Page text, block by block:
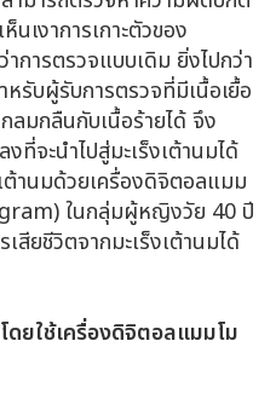
นเงาการเกาะตัวของ
าการตรวจแบบเดิม ยิ่งไปกว่า
รับผู้รับการตรวจที่มีเนื้อเยื้อ
ลมกลืนกับเนื้อร้ายได้ จึง
ที่จะนำไปสู่มะเร็งเต้านมได้
ต้านมด้วยเครื่องดิจิตอลแมม
ในกลุ่มผู้หญิงวัย 40 ปี
สียชีวิตจากมะเร็งเต้านมได้
ดยใช้เครื่องดิจิตอลแมมโม